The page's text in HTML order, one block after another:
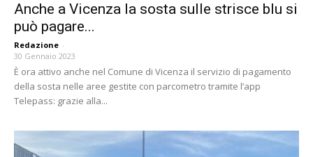
Anche a Vicenza la sosta sulle strisce blu si
può pagare...
Redazione -
30 Gennaio 2023
È ora attivo anche nel Comune di Vicenza il servizio di pagamento
della sosta nelle aree gestite con parcometro tramite l’app
Telepass: grazie alla...